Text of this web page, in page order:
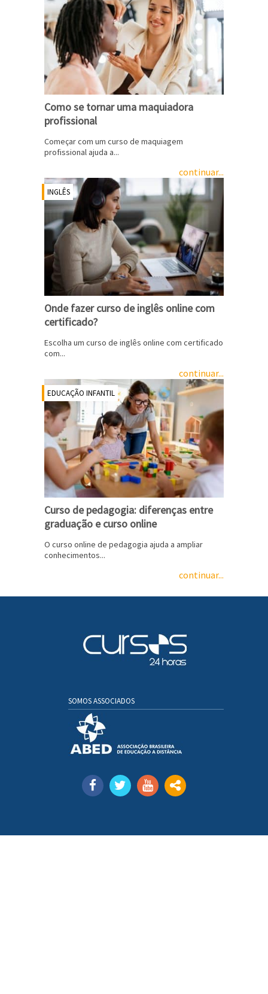
Como se tornar uma maquiadora
profissional
Começar com um curso de maquiagem
profissional ajuda a...
continuar...
INGLÊS
Onde fazer curso de inglês online com
certificado?
Escolha um curso de inglês online com certificado
com...
continuar...
EDUCAÇÃO INFANTIL
Curso de pedagogia: diferenças entre
graduação e curso online
O curso online de pedagogia ajuda a ampliar
conhecimentos...
continuar...
SOMOS ASSOCIADOS